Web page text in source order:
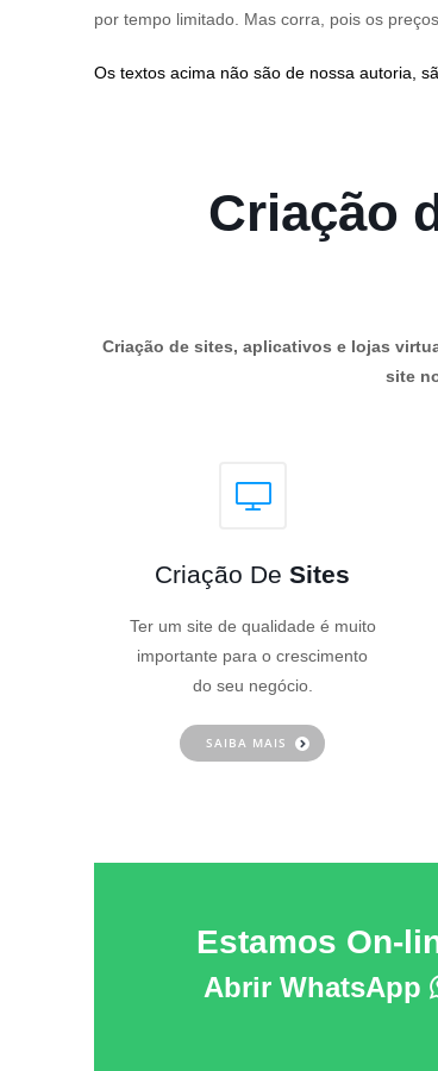
por tempo limitado. Mas corra, pois os
Os textos acima não são de nossa autoria,
Criação
Criação de sites, aplicativos e lojas
site
Criação DeSites
Ter um site de qualidade é muito
importante para o crescimento
do seu negócio.
SAIBA MAIS
Estamos On-
Abrir WhatsApp